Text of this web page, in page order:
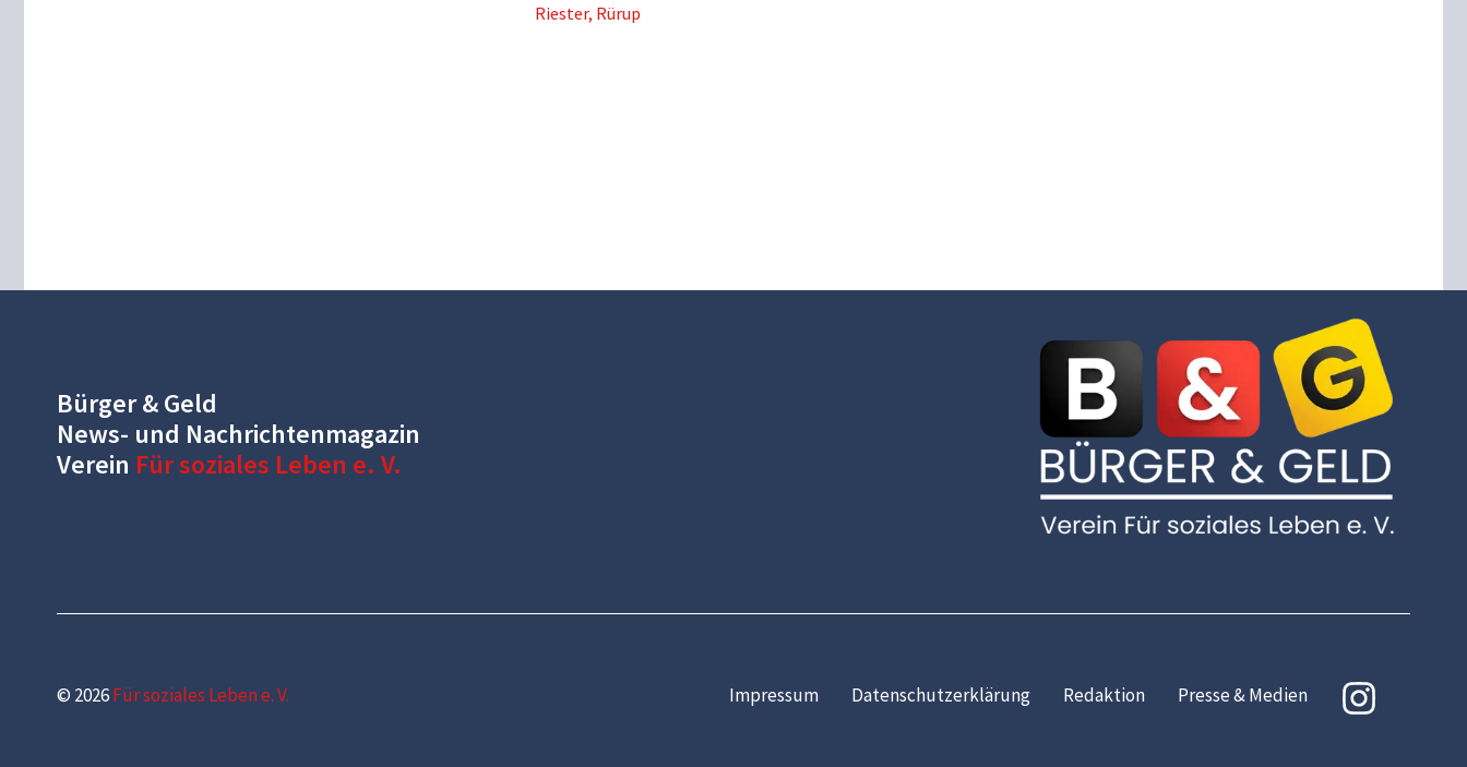
Riester, Rürup
Bürger & Geld
News- und Nachrichtenmagazin
Verein Für soziales Leben e. V.
© 2026Für soziales Leben e. V. Impressum Datenschutzerklärung Redaktion Presse & Medien